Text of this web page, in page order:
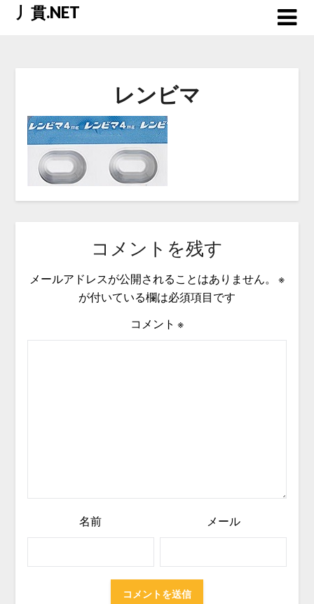
Skip丿貫.NET
レンビマ
コメントを残す
メールアドレスが公開されることはありません。
※
が付いている欄は必須項目です
コメント ※
名前 メール